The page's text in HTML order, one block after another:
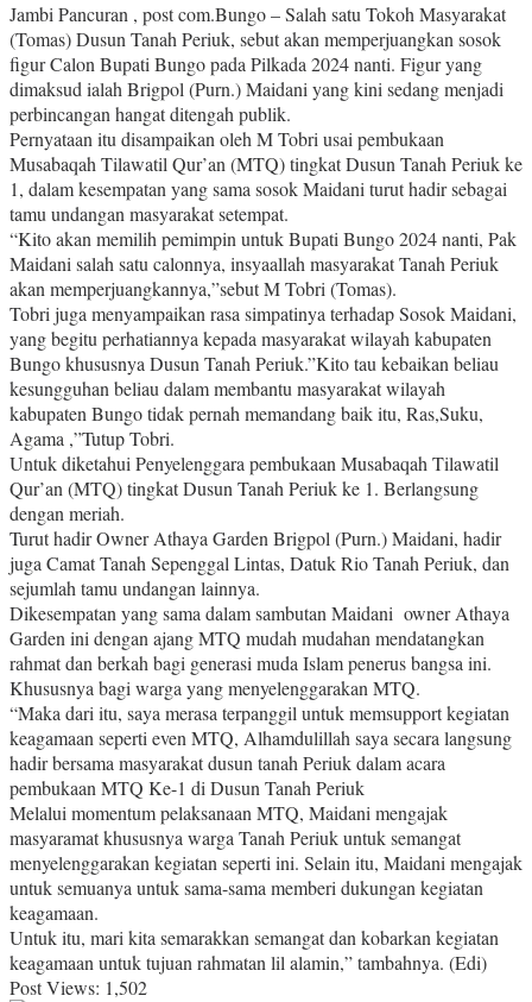
Jambi Pancuran , post com.Bungo – Salah satu Tokoh Masyarakat
(Tomas) Dusun Tanah Periuk, sebut akan memperjuangkan sosok
figur Calon Bupati Bungo pada Pilkada 2024 nanti. Figur yang
dimaksud ialah Brigpol (Purn.) Maidani yang kini sedang menjadi
perbincangan hangat ditengah publik.
Pernyataan itu disampaikan oleh M Tobri usai pembukaan
Musabaqah Tilawatil Qur’an (MTQ) tingkat Dusun Tanah Periuk ke
1, dalam kesempatan yang sama sosok Maidani turut hadir sebagai
tamu undangan masyarakat setempat.
“Kito akan memilih pemimpin untuk Bupati Bungo 2024 nanti, Pak
Maidani salah satu calonnya, insyaallah masyarakat Tanah Periuk
akan memperjuangkannya,”sebut M Tobri (Tomas).
Tobri juga menyampaikan rasa simpatinya terhadap Sosok Maidani,
yang begitu perhatiannya kepada masyarakat wilayah kabupaten
Bungo khususnya Dusun Tanah Periuk.”Kito tau kebaikan beliau
kesungguhan beliau dalam membantu masyarakat wilayah
kabupaten Bungo tidak pernah memandang baik itu, Ras,Suku,
Agama ,”Tutup Tobri.
Untuk diketahui Penyelenggara pembukaan Musabaqah Tilawatil
Qur’an (MTQ) tingkat Dusun Tanah Periuk ke 1. Berlangsung
dengan meriah.
Turut hadir Owner Athaya Garden Brigpol (Purn.) Maidani, hadir
juga Camat Tanah Sepenggal Lintas, Datuk Rio Tanah Periuk, dan
sejumlah tamu undangan lainnya.
Dikesempatan yang sama dalam sambutan Maidani owner Athaya
Garden ini dengan ajang MTQ mudah mudahan mendatangkan
rahmat dan berkah bagi generasi muda Islam penerus bangsa ini.
Khususnya bagi warga yang menyelenggarakan MTQ.
“Maka dari itu, saya merasa terpanggil untuk memsupport kegiatan
keagamaan seperti even MTQ, Alhamdulillah saya secara langsung
hadir bersama masyarakat dusun tanah Periuk dalam acara
pembukaan MTQ Ke-1 di Dusun Tanah Periuk
Melalui momentum pelaksanaan MTQ, Maidani mengajak
masyaramat khususnya warga Tanah Periuk untuk semangat
menyelenggarakan kegiatan seperti ini. Selain itu, Maidani mengajak
untuk semuanya untuk sama-sama memberi dukungan kegiatan
keagamaan.
Untuk itu, mari kita semarakkan semangat dan kobarkan kegiatan
keagamaan untuk tujuan rahmatan lil alamin,” tambahnya. (Edi)
Post Views: 1,502